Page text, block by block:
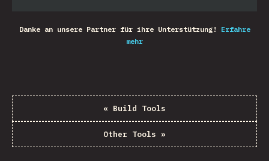
Danke an unsere Partner für ihre Unterstützung!
Erfahre
mehr
« Build Tools
Other Tools »